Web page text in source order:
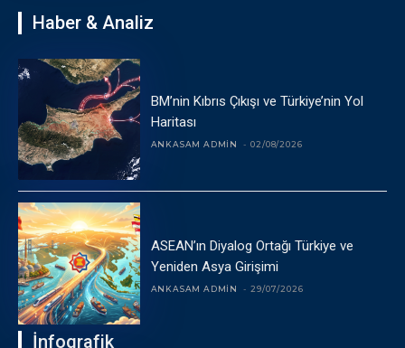
Haber & Analiz
BM’nin Kıbrıs Çıkışı ve Türkiye’nin Yol
Haritası
ANKASAM ADMIN - 02/08/2026
ASEAN’ın Diyalog Ortağı Türkiye ve
Yeniden Asya Girişimi
ANKASAM ADMIN - 29/07/2026
İnfografik